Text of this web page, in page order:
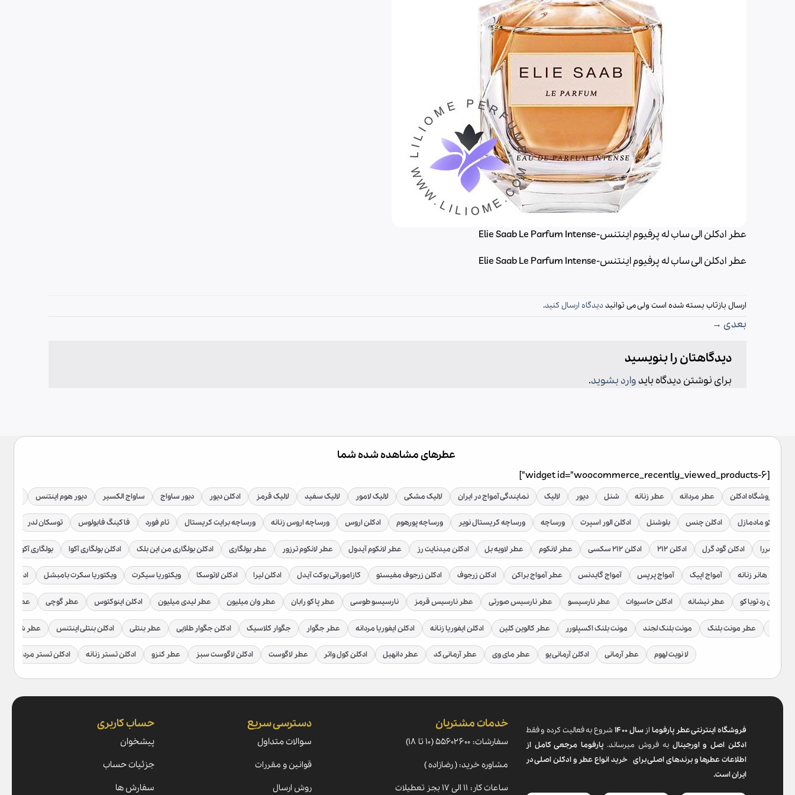
عطر ادکلن الی ساب له پرفیوم اینتنس-Elie Saab Le Parfum Intense
عطر ادکلن الی ساب له پرفیوم اینتنس-Elie Saab Le Parfum Intense
ارسال بازتاب بسته شده است ولی می توانید دیدگاه ارسال کنید.
بعدی →
دیدگاهتان را بنویسید
برای نوشتن دیدگاه باید وارد بشوید.
عطرهای مشاهده شده شما
[widget id="woocommerce_recently_viewed_products-6"]
فروشگاه ادکلن عطر مردانه عطر زنانه شنل دیور لالیک نمایندگی آمواج در ایران لالیک مشکی لالیک لامور لالیک سفید لالیک قرمز ادکلن دیور دیور ساواج ساواج الکسیر دیور هوم اینتنس
کوکو مادمازل ادکلن چنس بلوشنل ادکلن الور اسپرت ورساچه ورساچه کریستال نویر ورساچه پورهوم ادکلن اروس ورساچه اروس زنانه ورساچه برایت کریستال تام فورد فاکینگ فابولوس توسکان لدر
هررا ادکلن گود گرل ادکلن ۲۱۲ ادکلن ۲۱۲ سکسی عطر لانکوم عطر لاویه بل ادکلن میدنایت رز عطر لانکوم آیدول عطر لانکوم ترزور عطر بولگاری ادکلن بولگاری من این بلک ادکلن بولگاری آکوا بولگاری آکوا
هانر زنانه آمواج اپیک آمواج پرپس آمواج گایدنس عطر آمواج براکن ادکلن زرجوف ادکلن زرجوف مفیستو کازاموراتی بوکت آیدل ادکلن لیرا ادکلن لاتوسکا ویکتوریا سیکرت ویکتوریا سکرت بامبشل ادکلن زارا
ادکلن رد توباکو عطر نیشانه ادکلن حاسیوات عطر نارسیسو عطر نارسیس صورتی عطر نارسیس قرمز نارسیسو طوسی عطر پاکو رابان عطر وان میلیون عطر لیدی میلیون ادکلن اینوکتوس عطر گوچی عطر
عطر مونت بلنک مونت بلنک لجند مونت بلنک اکسپلورر عطر کالوین کلین ادکلن ایفوریا زنانه ادکلن ایفوریا مردانه عطر جگوار جگوار کلاسیک ادکلن جگوار طلایی عطر بنتلی ادکلن بنتلی اینتنس عطر شیخ
لا نویت لهوم عطر آرمانی ادکلن آرمانی یو عطر مای وی عطر آرمانی کد عطر دانهیل ادکلن کول واتر عطر لاگوست ادکلن لاگوست سبز عطر کنزو ادکلن تستر زنانه ادکلن تستر مردانه
فروشگاه اینترنتی عطر پارفوما ازسال ۱۴۰۰
شروع به فعالیت کرده و فقط
ادکلن اصل و اورجینال به فروش میرساند. پارفوما مرجعی کامل از
اطلاعات عطرها و برندهای اصلی برای خرید انواع عطر و ادکلن اصلی در
ایران است.
خدمات مشتریان
سفارشات: ۵۵۶۰۲۶۰۰ (۱۰ تا ۱۸)
مشاوره خرید: ( رضازاده )
ساعات کار: ۱۱ الی ۱۷ بجز تعطیلات
دسترسی سریع
سوالات متداول
قوانین و مقررات
روش ارسال
حساب کاربری
پیشخوان
جزئیات حساب
سفارش ها